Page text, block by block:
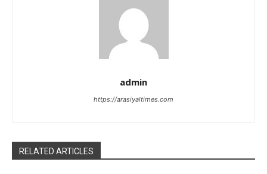
admin
https://arasiyaltimes.com
RELATED ARTICLES